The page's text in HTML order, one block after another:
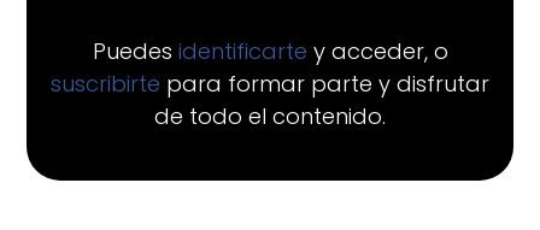
Puedes identificarte y acceder, o
suscribirte para formar parte y disfrutar
de todo el contenido.